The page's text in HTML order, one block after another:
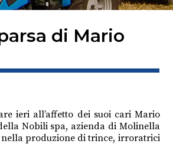
di Mario
ieri all’affetto dei suoi cari Mario
Nobili spa, azienda di Molinella
nella produzione di trince, irroratrici